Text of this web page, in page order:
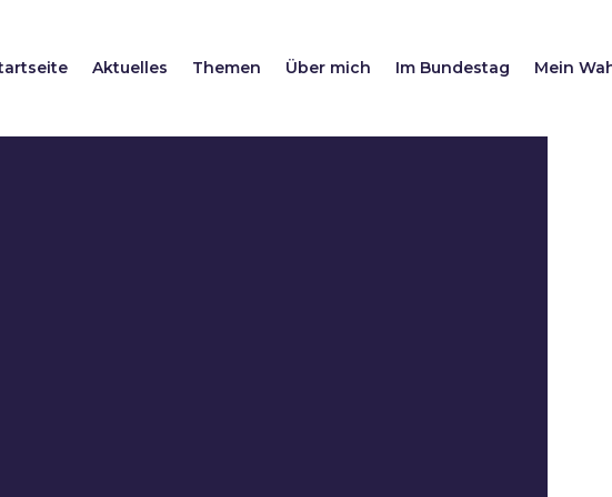
Aktuelles Themen Über mich Im Bundestag Mein